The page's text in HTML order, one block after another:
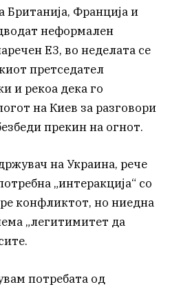
Британија, Франција и
неформален
Е3, во неделата се
претседател
и рекоа дека го
на Киев за разговори
прекин на огнот.
на Украина, рече
„интеракција“ со
конфликтот, но ниедна
„легитимитет да
потребата од